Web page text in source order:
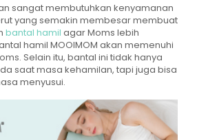
sangat membutuhkan kenyamanan
yang semakin membesar membuat
bantal hamil agar Moms lebih
hamil MOOIMOM akan memenuhi
Selain itu, bantal ini tidak hanya
saat masa kehamilan, tapi juga bisa
menyusui.